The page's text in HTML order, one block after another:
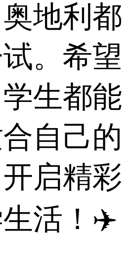
地利都
。希望
生都能
自己的
启精彩
活！✈️